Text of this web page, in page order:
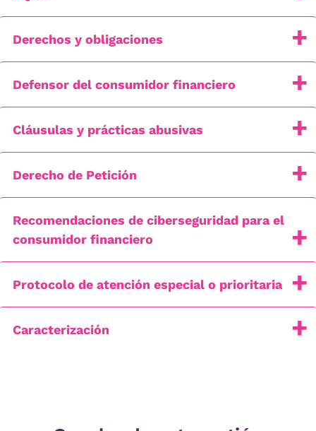
Derechos y obligaciones
Defensor del consumidor financiero
Cláusulas y prácticas abusivas
Derecho de Petición
Recomendaciones de ciberseguridad para el
consumidor financiero
Protocolo de atención especial o prioritaria
Caracterización